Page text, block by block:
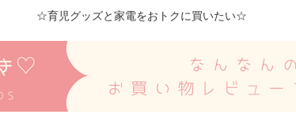
☆育児グッズと家電をおトクに買いたい☆